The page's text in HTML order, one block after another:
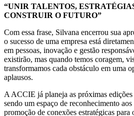
“UNIR TALENTOS,
CONSTRUIR O FUTURO”
Com essa frase, Silvana encerrou sua
o sucesso de uma empresa está
em pessoas, inovação e gestão
existirão, mas quando temos coragem,
transformamos cada obstáculo em uma
aplausos.
A ACCIE já planeja as próximas
sendo um espaço de reconhecimento
promoção de conexões estratégicas